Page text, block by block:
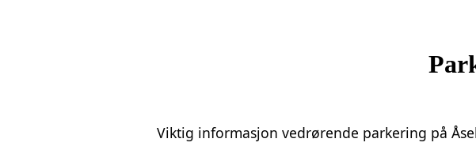
Viktig informasjon vedrørende parkering på